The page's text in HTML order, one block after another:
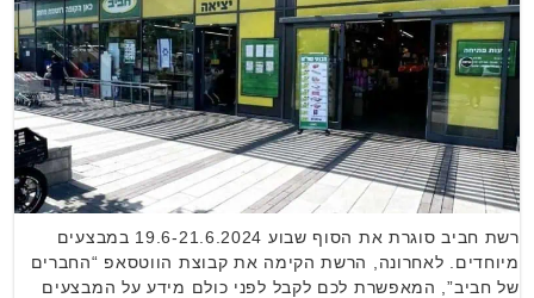
רשת חביב סוגרת את הסוף שבוע 19.6-21.6.2024 במבצעים
מיוחדים. לאחרונה, הרשת הקימה את קבוצת הווטסאפ “החברים
של חביב”, המאפשרת לכם לקבל לפני כולם מידע על המבצעים